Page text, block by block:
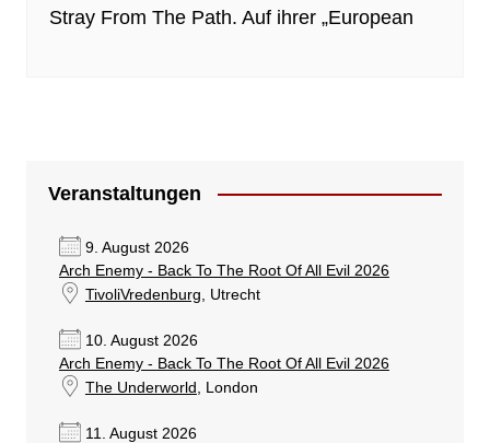
Stray From The Path. Auf ihrer „European
Veranstaltungen
9. August 2026
Arch Enemy - Back To The Root Of All Evil 2026
TivoliVredenburg , Utrecht
10. August 2026
Arch Enemy - Back To The Root Of All Evil 2026
The Underworld
, London
11. August 2026